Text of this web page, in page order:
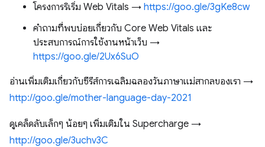
โครงการริเริ่ม Web Vitals → https://goo.gle/3gKe8cw
คำถามที่พบบ่อยเกี่ยวกับ Core Web Vitals และ
ประสบการณ์การใช้งานหน้าเว็บ →
https://goo.gle/2Ux6SuO
อ่านเพิ่มเติมเกี่ยวกับซีรีส์การเฉลิมฉลองวันภาษาแม่สากลของเรา →
http://goo.gle/mother-language-day-2021
ดูเคล็ดลับเล็กๆ น้อยๆ เพิ่มเติมใน Supercharge →
http://goo.gle/3uchv3C